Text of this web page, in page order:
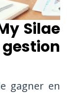
Silae
gagner en